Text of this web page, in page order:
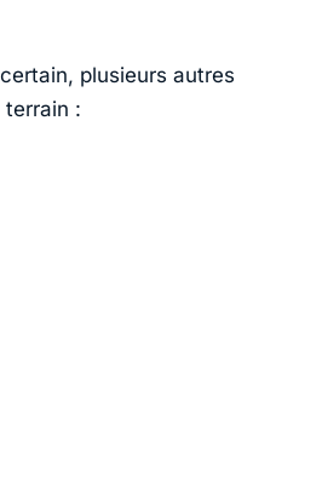
plusieurs autres
: